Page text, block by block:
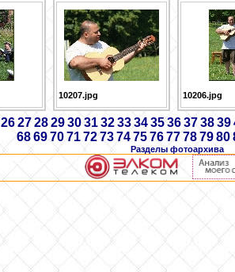
10207.jpg 10206.jpg
2627282930313233343536373839
68697071727374757677787980
Разделы фотоархива